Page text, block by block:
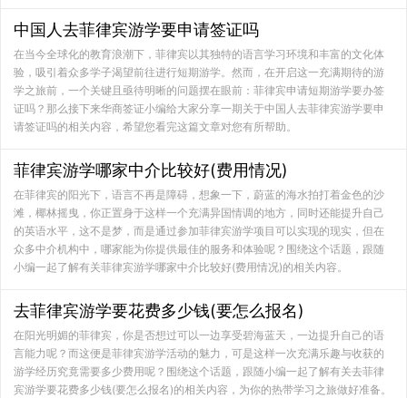
中国人去菲律宾游学要申请签证吗
在当今全球化的教育浪潮下，菲律宾以其独特的语言学习环境和丰富的文化体
验，吸引着众多学子渴望前往进行短期游学。然而，在开启这一充满期待的游
学之旅前，一个关键且亟待明晰的问题摆在眼前：菲律宾申请短期游学要办签
证吗？那么接下来华商签证小编给大家分享一期关于中国人去菲律宾游学要申
请签证吗的相关内容，希望您看完这篇文章对您有所帮助。
菲律宾游学哪家中介比较好(费用情况)
在菲律宾的阳光下，语言不再是障碍，想象一下，蔚蓝的海水拍打着金色的沙
滩，椰林摇曳，你正置身于这样一个充满异国情调的地方，同时还能提升自己
的英语水平，这不是梦，而是通过参加菲律宾游学项目可以实现的现实，但在
众多中介机构中，哪家能为你提供最佳的服务和体验呢？围绕这个话题，跟随
小编一起了解有关菲律宾游学哪家中介比较好(费用情况)的相关内容。
去菲律宾游学要花费多少钱(要怎么报名)
在阳光明媚的菲律宾，你是否想过可以一边享受碧海蓝天，一边提升自己的语
言能力呢？而这便是菲律宾游学活动的魅力，可是这样一次充满乐趣与收获的
游学经历究竟需要多少费用呢？围绕这个话题，跟随小编一起了解有关去菲律
宾游学要花费多少钱(要怎么报名)的相关内容，为你的热带学习之旅做好准备。